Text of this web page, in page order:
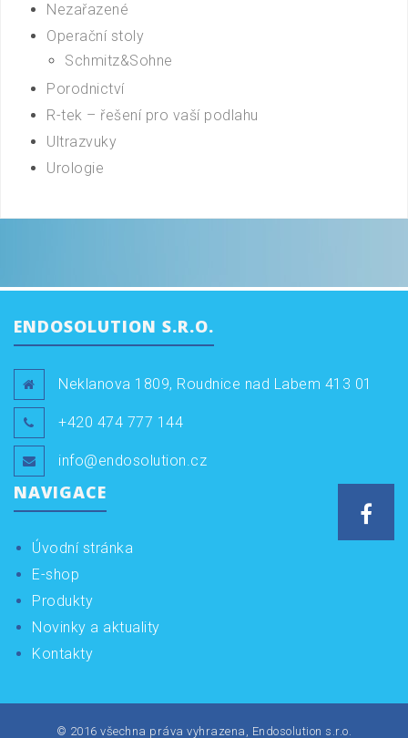
Nezařazené
Operační stoly
Schmitz&Sohne
Porodnictví
R-tek – řešení pro vaší podlahu
Ultrazvuky
Urologie
ENDOSOLUTION S.R.O.
Neklanova 1809, Roudnice nad Labem 413 01
+420 474 777 144
info@endosolution.cz
NAVIGACE
Úvodní stránka
E-shop
Produkty
Novinky a aktuality
Kontakty
© 2016 všechna práva vyhrazena, Endosolution s.r.o.